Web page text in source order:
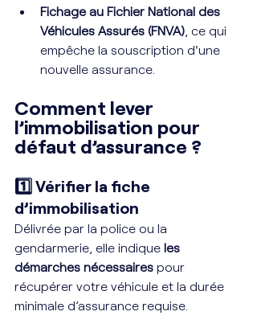
Fichage au Fichier National des
Véhicules Assurés (FNVA) , ce qui
empêche la souscription d'une
nouvelle assurance.
Comment lever
l’immobilisation pour
défaut d’assurance ?
1️⃣Vérifier la fiche
d’immobilisation
Délivrée par la police ou la
gendarmerie, elle indique les
démarches nécessaires pour
récupérer votre véhicule et la durée
minimale d’assurance requise.